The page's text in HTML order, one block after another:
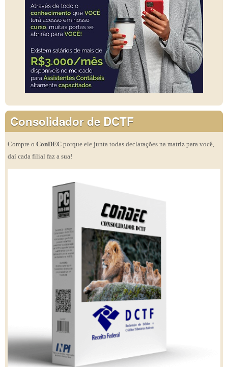
Consolidador de DCTF
Compre o ConDEC porque ele junta todas declarações na matriz para você,
daí cada filial faz a sua!